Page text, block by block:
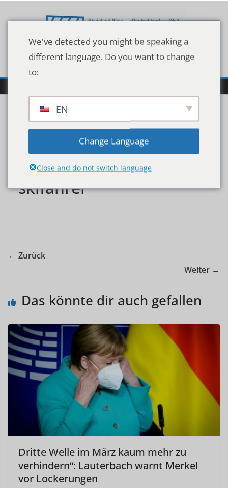
Inhalt
ski-genuss-das-neue-
angebot-fuer-genuss-
skifahrer
← Zurück
Weiter →
Das könnte dir auch gefallen
Dritte Welle im März kaum mehr zu
verhindern“: Lauterbach warnt Merkel
vor Lockerungen
We've detected you might be speaking a
different language. Do you want to change
to:
EN
Change Language
Close and do not switch language